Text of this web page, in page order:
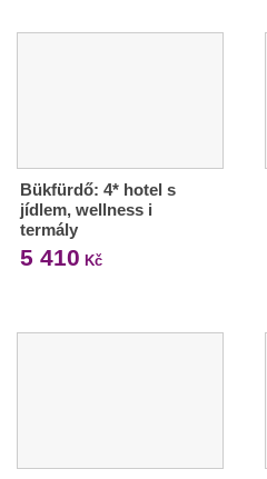
Bükfürdő: 4* hotel s
jídlem, wellness i
termály
5 410 Kč